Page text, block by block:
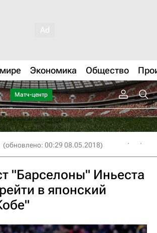
Экономика Общество
Матч-центр
(обновлено: 00:29 08.05.2018)
"Барселоны" Иньеста
в японский